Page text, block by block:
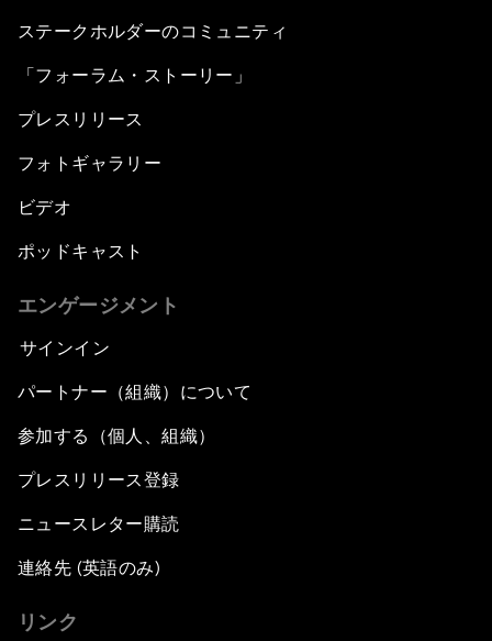
ステークホルダーのコミュニティ
「フォーラム・ストーリー」
プレスリリース
フォトギャラリー
ビデオ
ポッドキャスト
エンゲージメント
サインイン
パートナー（組織）について
参加する（個人、組織）
プレスリリース登録
ニュースレター購読
連絡先 (英語のみ)
リンク